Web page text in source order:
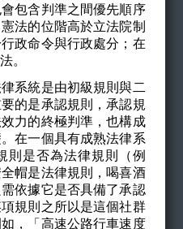
包含判準之間優先順序
法的位階高於立法院制
政命令與行政處分；在
。
統是由初級規則與二
的是承認規則，承認規
力的終極判準，也構成
在一個具有成熟法律系
則是否為法律規則（例
帽是法律規則，喝喜酒
依據它是否具備了承認
規則之所以是這個社群
，「高速公路行車速度